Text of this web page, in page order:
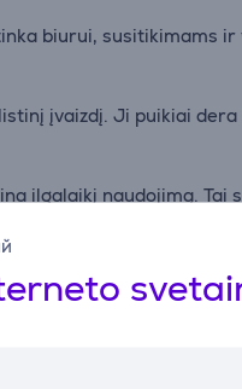
biurui, susitikimams
įvaizdį. Ji puikiai
ilgalaikį naudojimą.
telpa į krepšį ir patogiai